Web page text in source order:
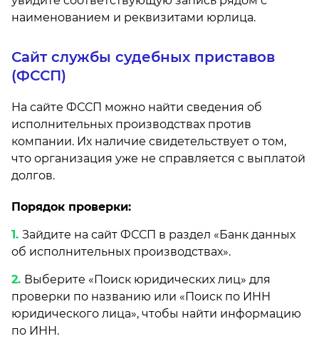
наименованием и реквизитами юрлица.
Сайт службы судебных приставов
(ФССП)
На сайте ФССП можно найти сведения об
исполнительных производствах против
компании. Их наличие свидетельствует о том,
что организация уже не справляется с выплатой
долгов.
Порядок проверки:
Зайдите на сайт ФССП в раздел «Банк данных
об исполнительных производствах».
Выберите «Поиск юридических лиц» для
проверки по названию или «Поиск по ИНН
юридического лица», чтобы найти информацию
по ИНН.